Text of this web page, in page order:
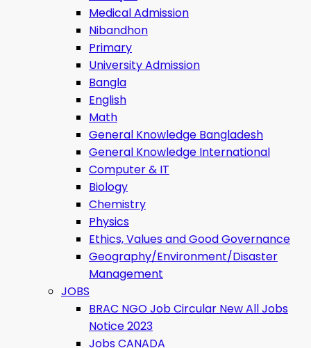
Medical Admission
Nibandhon
Primary
University Admission
Bangla
English
Math
General Knowledge Bangladesh
General Knowledge International
Computer & IT
Biology
Chemistry
Physics
Ethics, Values ​​and Good Governance
Geography/Environment/Disaster
Management
JOBS
BRAC NGO Job Circular New All Jobs
Notice 2023
Jobs CANADA